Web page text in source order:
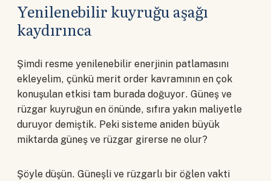
Yenilenebilir kuyruğu aşağı
kaydırınca
Şimdi resme yenilenebilir enerjinin patlamasını
ekleyelim, çünkü merit order kavramının en çok
konuşulan etkisi tam burada doğuyor. Güneş ve
rüzgar kuyruğun en önünde, sıfıra yakın maliyetle
duruyor demiştik. Peki sisteme aniden büyük
miktarda güneş ve rüzgar girerse ne olur?
Şöyle düşün. Güneşli ve rüzgarlı bir öğlen vakti